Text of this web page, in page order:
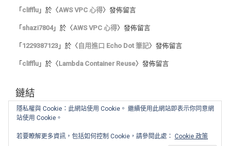
「 clifflu 」於〈AWS VPC 心得〉發佈留言
「 shazi7804」於〈AWS VPC 心得〉發佈留言
「 1229387123 」於〈 自用進口 Echo Dot 筆記〉發佈留言
「 clifflu 」於〈Lambda Container Reuse〉發佈留言
鏈結
我的程式筆記
舊 blog :: Blogger
隱私權與 Cookie：此網站使用 Cookie。 繼續使用此網站即表示你同意網
站使用 Cookie。
若要瞭解更多資訊，包括如何控制 Cookie，請參閱此處： Cookie 政策